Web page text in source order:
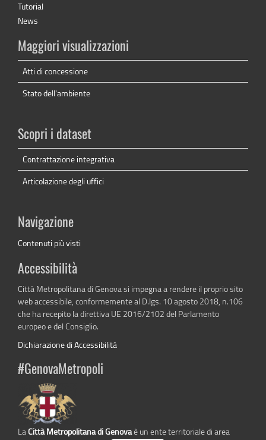
Tutorial
News
Maggiori visualizzazioni
Atti di concessione
Stato dell'ambiente
Scopri i dataset
Contrattazione integrativa
Articolazione degli uffici
Navigazione
Contenuti più visti
Accessibilità
Città Metropolitana di Genova si impegna a rendere il proprio sito
web accessibile, conformemente al D.lgs. 10 agosto 2018, n.106
che ha recepito la direttiva UE 2016/2102 del Parlamento
europeo e del Consiglio.
Dichiarazione di Accessibilità
#GenovaMetropoli
LaCittà Metropolitana di Genovaè un ente territoriale di area